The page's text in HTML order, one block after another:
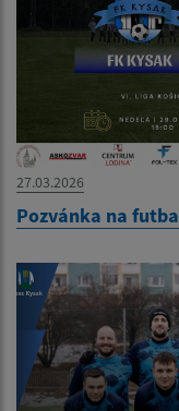
27.03.2026
Pozvánka na